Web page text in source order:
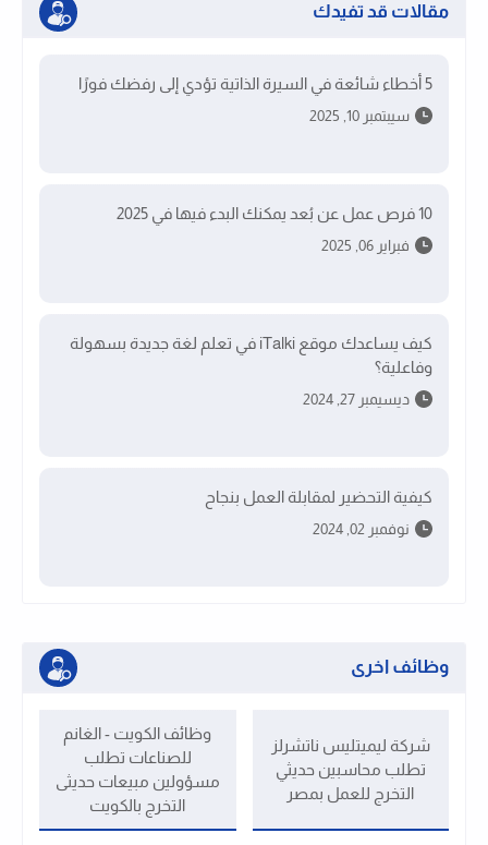
مقالات قد تفيدك
5 أخطاء شائعة في السيرة الذاتية تؤدي إلى رفضك فورًا
سيبتمبر 10, 2025
10 فرص عمل عن بُعد يمكنك البدء فيها في 2025
فبراير 06, 2025
كيف يساعدك موقع iTalki في تعلم لغة جديدة بسهولة
وفاعلية؟
ديسيمبر 27, 2024
كيفية التحضير لمقابلة العمل بنجاح
نوفمبر 02, 2024
وظائف اخرى
شركة ليميتليس ناتشرلز
تطلب محاسبين حديثي
التخرج للعمل بمصر
وظائف الكويت - الغانم
للصناعات تطلب
مسؤولين مبيعات حديثى
التخرج بالكويت